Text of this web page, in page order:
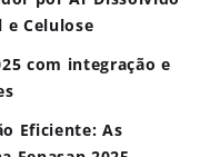
e Celulose
com integração e
Eficiente: As